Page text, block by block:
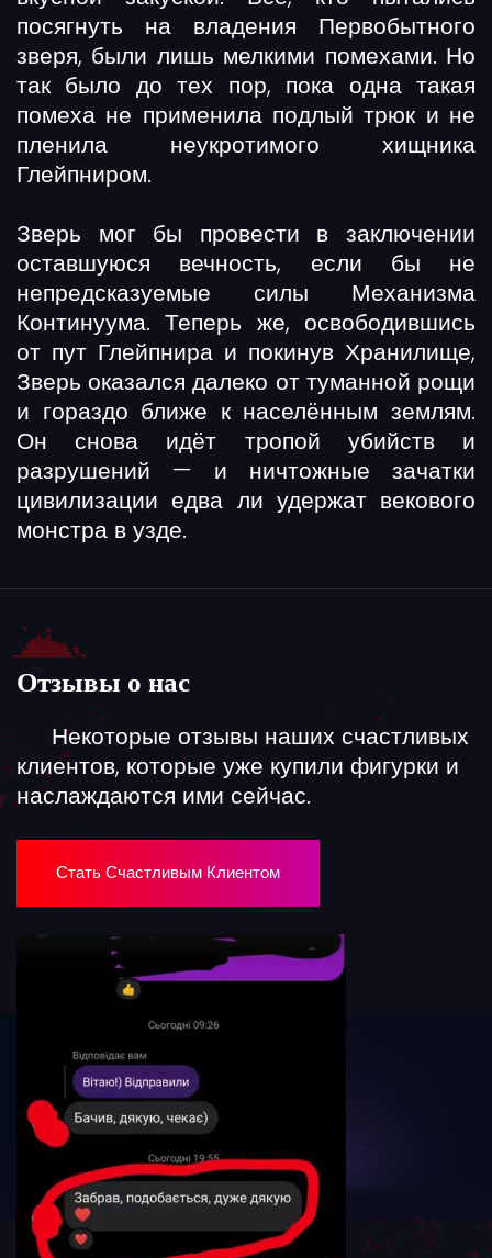
посягнуть на владения Первобытного
зверя, были лишь мелкими помехами. Но
так было до тех пор, пока одна такая
помеха не применила подлый трюк и не
пленила неукротимого хищника
Глейпниром.
Зверь мог бы провести в заключении
оставшуюся вечность, если бы не
непредсказуемые силы Механизма
Континуума. Теперь же, освободившись
от пут Глейпнира и покинув Хранилище,
Зверь оказался далеко от туманной рощи
и гораздо ближе к населённым землям.
Он снова идёт тропой убийств и
разрушений — и ничтожные зачатки
цивилизации едва ли удержат векового
монстра в узде.
Отзывы о нас
Некоторые отзывы наших счастливых
клиентов, которые уже купили фигурки и
наслаждаются ими сейчас.
Стать Счастливым Клиентом